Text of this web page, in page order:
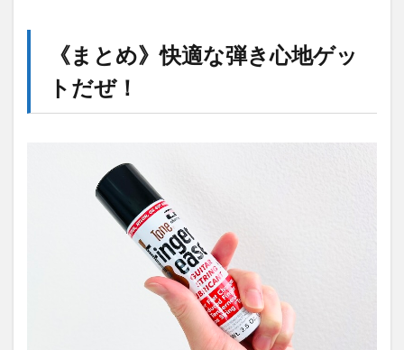
《まとめ》快適な弾き心地ゲッ
トだぜ！